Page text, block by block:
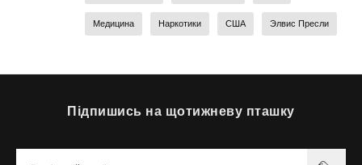
Медицина Наркотики США Элвис Пресли
Підпишись на щотижневу пташку